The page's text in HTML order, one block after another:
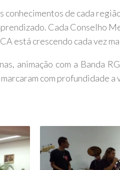
conhecimentos de cada
Cada Conselho
está crescendo cada vez
animação com a Banda
com profundidade